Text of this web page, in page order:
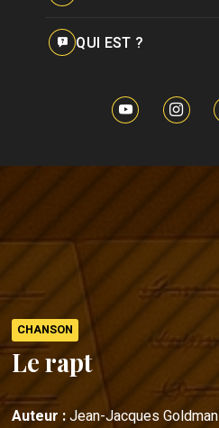
QUI EST ?
CHANSON
Le rapt
Auteur :Jean-Jacques Goldman